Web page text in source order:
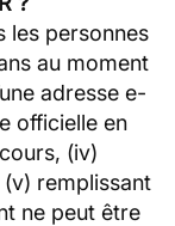
les personnes
au moment
adresse e-
officielle en
(iv)
remplissant
ne peut être